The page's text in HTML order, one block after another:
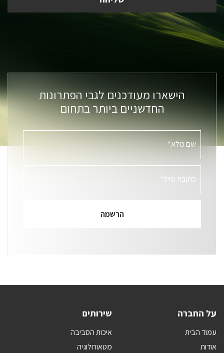
הישארו מעודכנים לגבי הפתרונות
החדשניים ביותר בתחום
שם מלא*
כתובת מייל*
על החברה
עמוד הבית
אודות
שירותים
איכות הסביבה
מטאורולוגיה